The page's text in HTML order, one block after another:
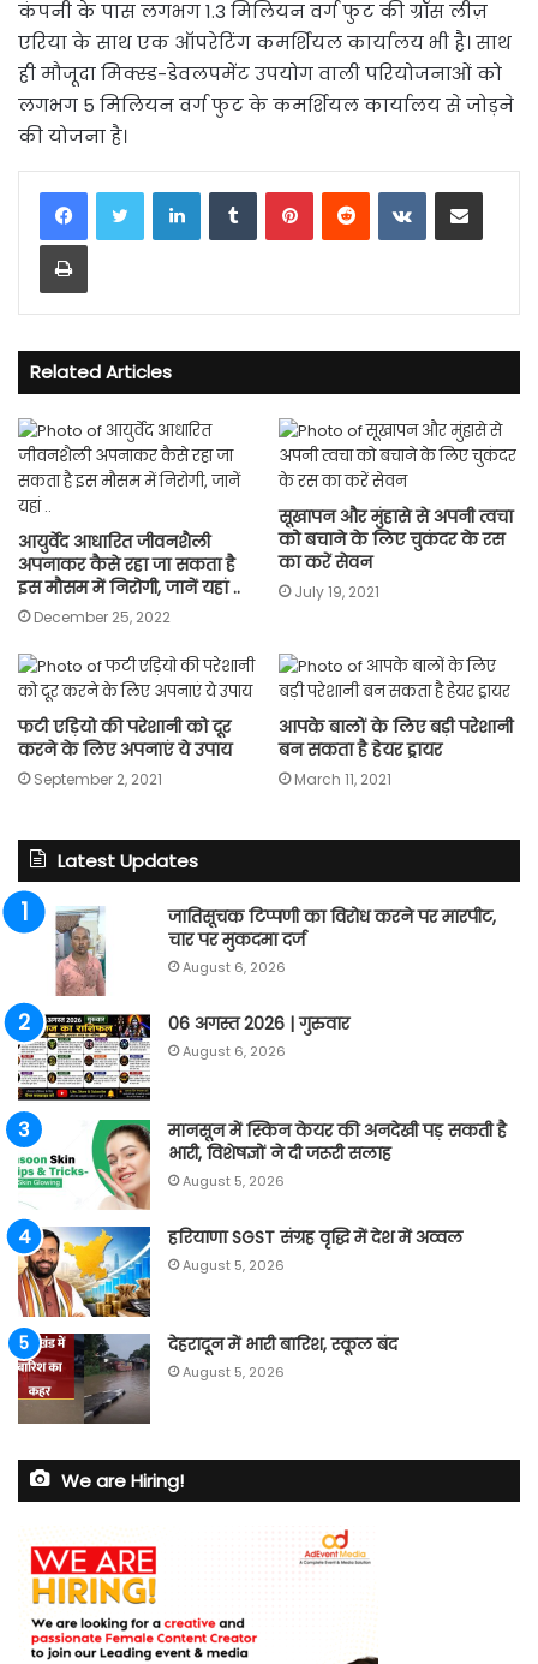
कंपनी के पास लगभग 1.3 मिलियन वर्ग फुट की ग्रॉस लीज़
एरिया के साथ एक ऑपरेटिंग कमर्शियल कार्यालय भी है। साथ
ही मौजूदा मिक्स्ड-डेवलपमेंट उपयोग वाली परियोजनाओं को
लगभग 5 मिलियन वर्ग फुट के कमर्शियल कार्यालय से जोड़ने
की योजना है।
LinkedInTumblrPinterestReddit VKontakteShare via Email
Print
Related Articles
आयुर्वेद आधारित जीवनशैली
अपनाकर कैसे रहा जा सकता है
इस मौसम में निरोगी, जानें यहां ..
December 25, 2022
सूखापन और मुंहासे से अपनी त्वचा
को बचाने के लिए चुकंदर के रस
का करें सेवन
July 19, 2021
फटी एड़ियो की परेशानी को दूर
करने के लिए अपनाएं ये उपाय
September 2, 2021
आपके बालों के लिए बड़ी परेशानी
बन सकता है हेयर ड्रायर
March 11, 2021
Latest Updates
जातिसूचक टिप्पणी का विरोध करने पर मारपीट,
चार पर मुकदमा दर्ज
August 6, 2026
06 अगस्त 2026 | गुरुवार
August 6, 2026
मानसून में स्किन केयर की अनदेखी पड़ सकती है
भारी, विशेषज्ञों ने दी जरूरी सलाह
August 5, 2026
हरियाणा SGST संग्रह वृद्धि में देश में अव्वल
August 5, 2026
देहरादून में भारी बारिश, स्कूल बंद
August 5, 2026
We are Hiring!